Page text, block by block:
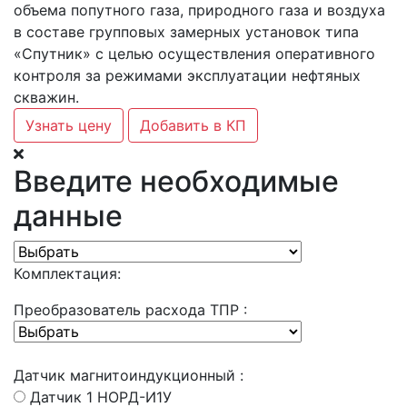
объема попутного газа, природного газа и воздуха
в составе групповых замерных установок типа
«Спутник» с целью осуществления оперативного
контроля за режимами эксплуатации нефтяных
скважин.
Узнать цену
Добавить в КП
Введите необходимые
данные
Комплектация:
Преобразователь расхода ТПР :
Датчик магнитоиндукционный :
Датчик 1 НОРД-И1У